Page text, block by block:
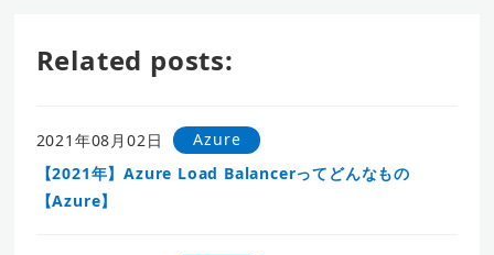
Related posts:
2021年08月02日
Azure
【2021年】Azure Load Balancerってどんなもの
【Azure】